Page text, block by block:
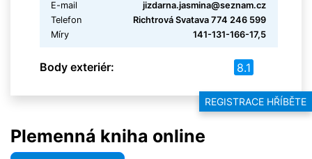
REGISTRACE HŘÍBĚTE
E-mail
jizdarna.jasmina@seznam.cz
Telefon
Richtrová Svatava 774 246 599
Míry
141-131-166-17,5
Body exteriér: 8.1
Plemenná kniha online